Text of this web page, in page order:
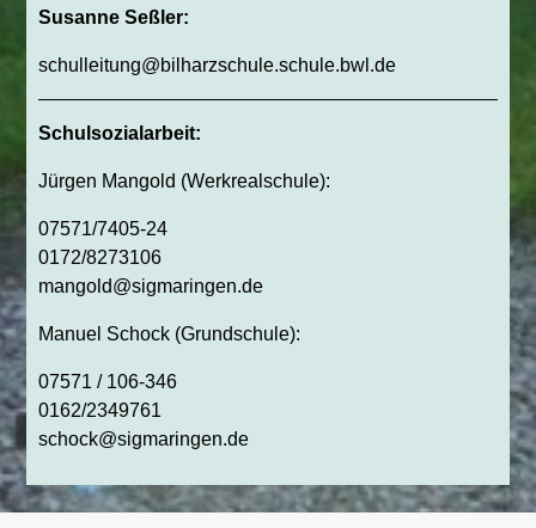
Susanne Seßler:
schulleitung@bilharzschule.schule.bwl.de
Schulsozialarbeit:
Jürgen Mangold (Werkrealschule):
07571/7405-24
0172/8273106
mangold@sigmaringen.de
Manuel Schock (Grundschule):
07571 / 106-346
0162/2349761
schock@sigmaringen.de